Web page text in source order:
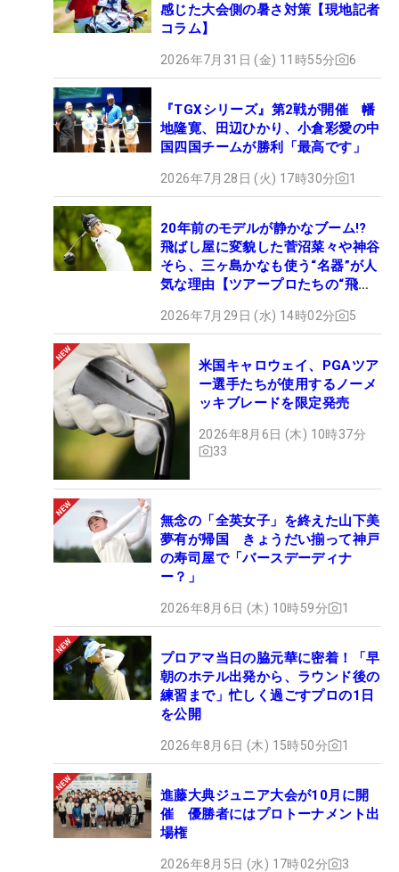
感じた大会側の暑さ対策【現地記者
コラム】
2026年7月31日 (金) 11時55分 6
『TGXシリーズ』第2戦が開催 幡
地隆寛、田辺ひかり、小倉彩愛の中
国四国チームが勝利「最高です」
2026年7月28日 (火) 17時30分 1
20年前のモデルが静かなブーム!?
飛ばし屋に変貌した菅沼菜々や神谷
そら、三ヶ島かなも使う“名器”が人
気な理由【ツアープロたちの“飛ば
2026年7月29日 (水) 14時02分 5
米国キャロウェイ、PGAツア
ー選手たちが使用するノーメ
ッキブレードを限定発売
2026年8月6日 (木) 10時37分
33
無念の「全英女子」を終えた山下美
夢有が帰国 きょうだい揃って神戸
の寿司屋で「バースデーディナ
ー？」
2026年8月6日 (木) 10時59分 1
プロアマ当日の脇元華に密着！「早
朝のホテル出発から、ラウンド後の
練習まで」忙しく過ごすプロの1日
を公開
2026年8月6日 (木) 15時50分 1
進藤大典ジュニア大会が10月に開
催 優勝者にはプロトーナメント出
場権
2026年8月5日 (水) 17時02分 3